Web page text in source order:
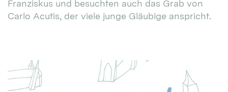
Franziskus und besuchten auch das Grab von
Carlo Acutis, der viele junge Gläubige anspricht.